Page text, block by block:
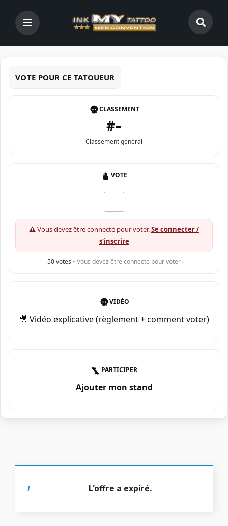
VOTE POUR CE TATOUEUR
CLASSEMENT
#–
Classement général
VOTE
⚠️ Vous devez être connecté pour voter.Se connecter /
s’inscrire
50votes • Vous devez être connecté pour voter
VIDÉO
🎥 Vidéo explicative (règlement + comment voter)
PARTICIPER
Ajouter mon stand
L’offre a expiré.